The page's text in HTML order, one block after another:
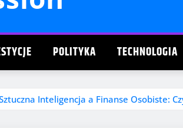
POLITYKA TECHNOLOGIA
Inteligencja a Finanse Osobiste: